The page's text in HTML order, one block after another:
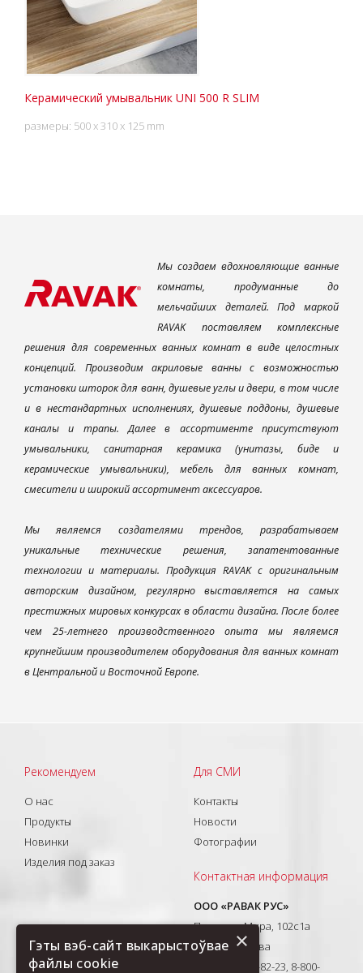
Керамический умывальник UNI 500 R SLIM
размеры: 500 x 310 x 125 mm
Мы создаем вдохновляющие ванные
комнаты, продуманные до
мельчайших деталей. Под маркой
RAVAK поставляем комплексные
решения для современных ванных комнат в виде целостных
концепций. Производим акриловые ванны с возможностью
установки шторок для ванн, душевые углы и двери, в том числе
и в нестандартных исполнениях, душевые поддоны, душевые
каналы и трапы. Далее в ассортименте присутствуют
умывальники, санитарная керамика (унитазы, биде и
керамические умывальники), мебель для ванных комнат,
смесители и широкий ассортимент аксессуаров.
Мы являемся создателями трендов, разрабатываем
уникальные технические решения, запатентованные
технологии и материалы. Продукция RAVAK с оригинальным
авторским дизайном, регулярно выставляется на самых
престижных мировых конкурсах в области дизайна. После более
чем 25-летнего производственного опыта мы являемся
крупнейшим производителем оборудования для ванных комнат
в Центральной и Восточной Европе.
Рекомендуем
О нас
Продукты
Новинки
Изделия под заказ
Для СМИ
Контакты
Новости
Фотографии
Контактная информация
ООО «РАВАК РУС»
Проспект Мира, 102с1а
129626, Москва
T: +7(495) 710-82-23, 8-800-
×
Гэты вэб-сайт выкарыстоўвае
файлы cookie